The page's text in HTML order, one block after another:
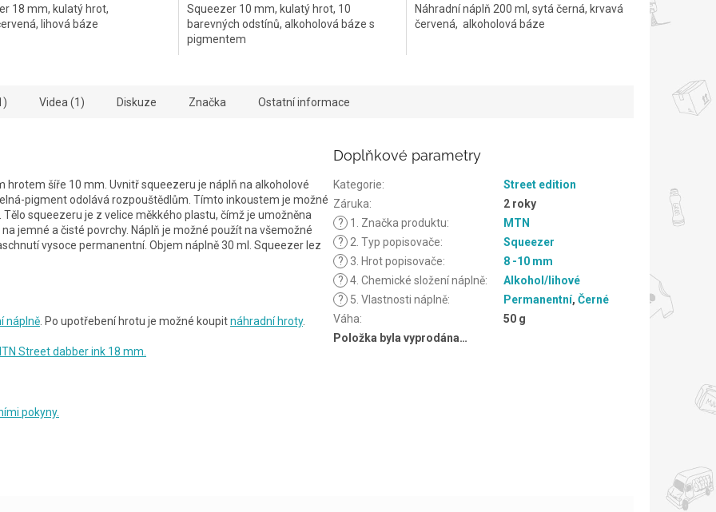
18 mm, kulatý hrot,
lihová báze
Squeezer 10 mm, kulatý hrot, 10
barevných odstínů, alkoholová báze s
pigmentem
Náhradní náplň 200 ml, sytá černá, krvavá
červená, alkoholová báze
Videa (1) Diskuze Značka Ostatní informace
šíře 10 mm. Uvnitř squeezeru je náplň na alkoholové
pigment odolává rozpouštědlům. Tímto inkoustem je možné
squeezeru je z velice měkkého plastu, čímž je umožněna
jemné a čisté povrchy. Náplň je možné použít na všemožné
vysoce permanentní. Objem náplně 30 ml. Squeezer lez
náplně . Po upotřebení hrotu je možné koupitnáhradní hroty.
Street dabber ink 18 mm.
pokyny.
Doplňkové parametry
Kategorie:
Street edition
Záruka:
2 roky
?
1. Značka produktu:
MTN
?
2. Typ popisovače:
Squeezer
?
3. Hrot popisovače:
8 -10 mm
? 4. Chemické složení náplně:
Alkohol/lihové
?
5. Vlastnosti náplně: Permanentní,Černé
Váha:
50 g
Položka byla vyprodána…